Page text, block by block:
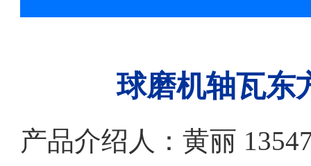
球磨机轴瓦东
产品介绍人：黄丽